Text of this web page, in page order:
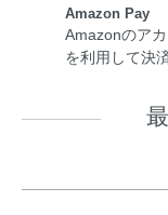
Amazon Pay
Amazonのア
を利用して決